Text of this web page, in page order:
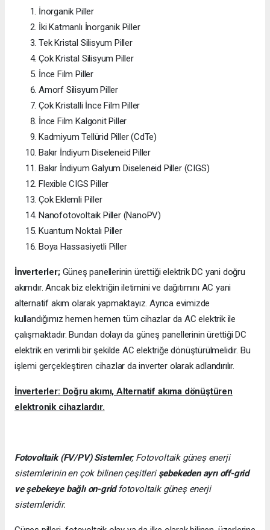
İnorganik Piller
İki Katmanlı İnorganik Piller
Tek Kristal Silisyum Piller
Çok Kristal Silisyum Piller
İnce Film Piller
Amorf Silisyum Piller
Çok Kristalli İnce Film Piller
İnce Film Kalgonit Piller
Kadmiyum Tellürid Piller (CdTe)
Bakır İndiyum Diseleneid Piller
Bakır İndiyum Galyum Diseleneid Piller (CIGS)
Flexible CIGS Piller
Çok Eklemli Piller
Nanofotovoltaik Piller (NanoPV)
Kuantum Noktalı Piller
Boya Hassasiyetli Piller
İnverterler;Güneş panellerinin ürettiği elektrik DC yani doğru
akımdır. Ancak biz elektriğin iletimini ve dağıtımını AC yani
alternatif akım olarak yapmaktayız. Ayrıca evimizde
kullandığımız hemen hemen tüm cihazlar da AC elektrik ile
çalışmaktadır. Bundan dolayı da güneş panellerinin ürettiği DC
elektrik en verimli bir şekilde AC elektriğe dönüştürülmelidir. Bu
işlemi gerçekleştiren cihazlar da inverter olarak adlandırılır.
İnverterler: Doğru akımı, Alternatif akıma dönüştüren
elektronik cihazlardır.
Fotovoltaik (FV/PV) Sistemler; Fotovoltaik güneş enerji
sistemlerinin en çok bilinen çeşitleri şebekeden ayrı off-grid
ve şebekeye bağlı on-gridfotovoltaik güneş enerji
sistemleridir.